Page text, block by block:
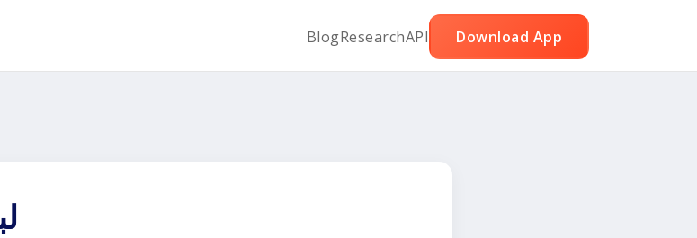
BlogResearchAPI Download App